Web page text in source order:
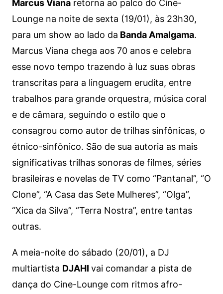
Marcus Vianaretorna ao palco do Cine-
Lounge na noite de sexta (19/01), às 23h30,
para um show ao lado da Banda Amalgama.
Marcus Viana chega aos 70 anos e celebra
esse novo tempo trazendo à luz suas obras
transcritas para a linguagem erudita, entre
trabalhos para grande orquestra, música coral
e de câmara, seguindo o estilo que o
consagrou como autor de trilhas sinfônicas, o
étnico-sinfônico. São de sua autoria as mais
significativas trilhas sonoras de filmes, séries
brasileiras e novelas de TV como “Pantanal”, “O
Clone”, “A Casa das Sete Mulheres”, “Olga”,
“Xica da Silva”, “Terra Nostra”, entre tantas
outras.
A meia-noite do sábado (20/01), a DJ
multiartista DJAHI vai comandar a pista de
dança do Cine-Lounge com ritmos afro-